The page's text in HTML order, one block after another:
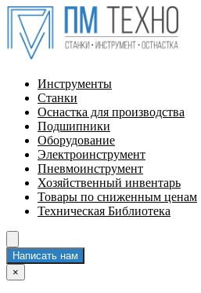
Инструменты
Станки
Оснастка для производства
Подшипники
Оборудование
Электроинструмент
Пневмоинструмент
Хозяйственный инвентарь
Товары по сниженным ценам
Техническая Библиотека
Написать нам
×